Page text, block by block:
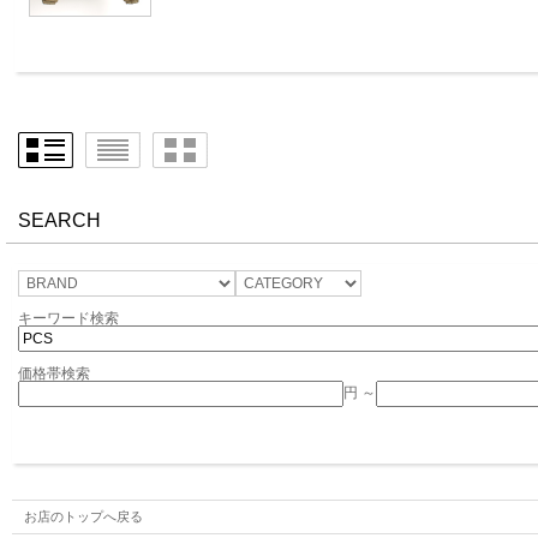
SEARCH
キーワード検索
価格帯検索
円 ～
お店のトップへ戻る